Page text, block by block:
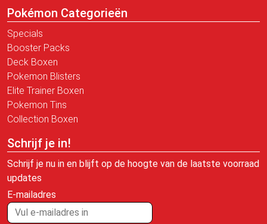
Pokémon Categorieën
Specials
Booster Packs
Deck Boxen
Pokemon Blisters
Elite Trainer Boxen
Pokemon Tins
Collection Boxen
Schrijf je in!
Schrijf je nu in en blijft op de hoogte van de laatste voorraad
updates
E-mailadres